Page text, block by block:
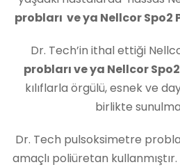
probları ve ya Nellcor Spo2
Dr. Tech’in ithal ettiği
probları ve ya Nellcor
kılıflarla örgülü, esnek ve
birlikte
Dr. Tech pulsoksimetre
amaçlı poliüretan